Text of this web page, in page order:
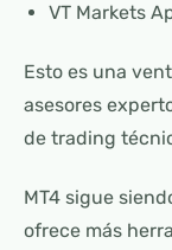
VT Markets
Esto es una
asesores
de trading
MT4 sigue
ofrece más